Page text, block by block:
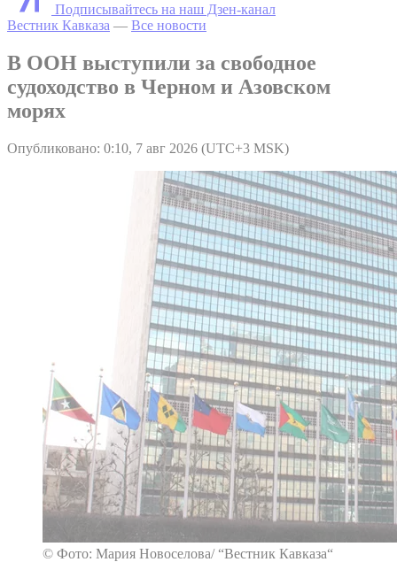
Подписывайтесь на наш Дзен-канал
Вестник Кавказа — Все новости
В ООН выступили за свободное
судоходство в Черном и Азовском
морях
Опубликовано: 0:10, 7 авг 2026 (UTC+3 MSK)
© Фото: Мария Новоселова/ “Вестник Кавказа“